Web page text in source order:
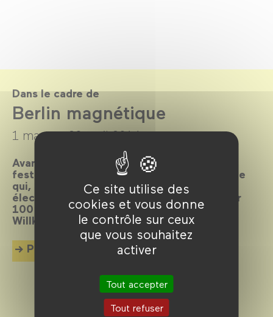
Ce site utilise des
cookies et vous donne
le contrôle sur ceux
que vous souhaitez
activer
Tout accepter
Tout refuser
Dans le cadre de
Berlin magnétique
1 mars → 20 avril 2014
Avant-gardiste, cosmopolite, bouillonnante,
festive, scandaleuse… Elle est LA métropole
qui, depuis toujours, attire les foules et
électrise l’écran. La preuve en 80 films pour
100 ans d’histoire et de cinéma imbriqués.
Willkommen, bienvenue, welcome !
Plus d'info